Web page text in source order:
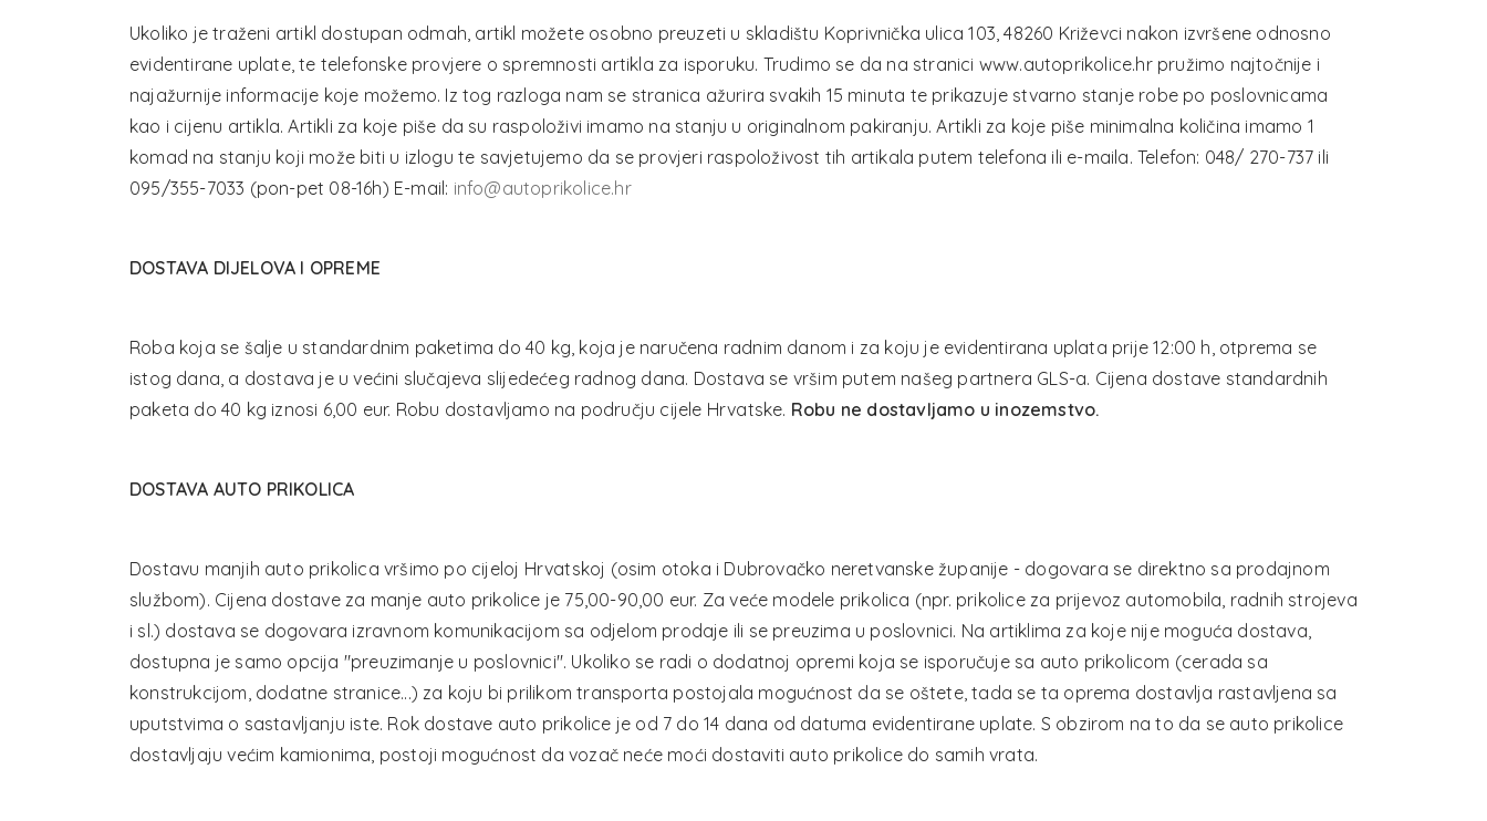
Ukoliko je traženi artikl dostupan odmah, artikl možete osobno preuzeti u skladištu Koprivnička ulica 103, 48260 Križevci nakon izvršene odnosno
evidentirane uplate, te telefonske provjere o spremnosti artikla za isporuku. Trudimo se da na stranici www.autoprikolice.hr pružimo najtočnije i
najažurnije informacije koje možemo. Iz tog razloga nam se stranica ažurira svakih 15 minuta te prikazuje stvarno stanje robe po poslovnicama
kao i cijenu artikla. Artikli za koje piše da su raspoloživi imamo na stanju u originalnom pakiranju. Artikli za koje piše minimalna količina imamo 1
komad na stanju koji može biti u izlogu te savjetujemo da se provjeri raspoloživost tih artikala putem telefona ili e-maila. Telefon: 048/ 270-737 ili
095/355-7033 (pon-pet 08-16h) E-mail: info@autoprikolice.hr
DOSTAVA DIJELOVA I OPREME
Roba koja se šalje u standardnim paketima do 40 kg, koja je naručena radnim danom i za koju je evidentirana uplata prije 12:00 h, otprema se
istog dana, a dostava je u većini slučajeva slijedećeg radnog dana. Dostava se vršim putem našeg partnera GLS-a. Cijena dostave standardnih
paketa do 40 kg iznosi 6,00 eur. Robu dostavljamo na području cijele Hrvatske. Robu ne dostavljamo u inozemstvo.
DOSTAVA AUTO PRIKOLICA
Dostavu manjih auto prikolica vršimo po cijeloj Hrvatskoj (osim otoka i Dubrovačko neretvanske županije - dogovara se direktno sa prodajnom
službom). Cijena dostave za manje auto prikolice je 75,00-90,00 eur. Za veće modele prikolica (npr. prikolice za prijevoz automobila, radnih strojeva
i sl.) dostava se dogovara izravnom komunikacijom sa odjelom prodaje ili se preuzima u poslovnici. Na artiklima za koje nije moguća dostava,
dostupna je samo opcija "preuzimanje u poslovnici". Ukoliko se radi o dodatnoj opremi koja se isporučuje sa auto prikolicom (cerada sa
konstrukcijom, dodatne stranice...) za koju bi prilikom transporta postojala mogućnost da se oštete, tada se ta oprema dostavlja rastavljena sa
uputstvima o sastavljanju iste. Rok dostave auto prikolice je od 7 do 14 dana od datuma evidentirane uplate. S obzirom na to da se auto prikolice
dostavljaju većim kamionima, postoji mogućnost da vozač neće moći dostaviti auto prikolice do samih vrata.